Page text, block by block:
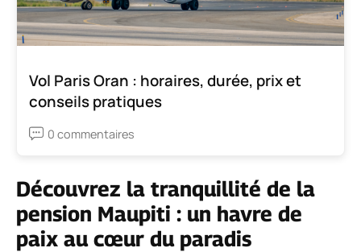
Vol Paris Oran : horaires, durée, prix et
conseils pratiques
0 commentaires
Découvrez la tranquillité de la
pension Maupiti : un havre de
paix au cœur du paradis